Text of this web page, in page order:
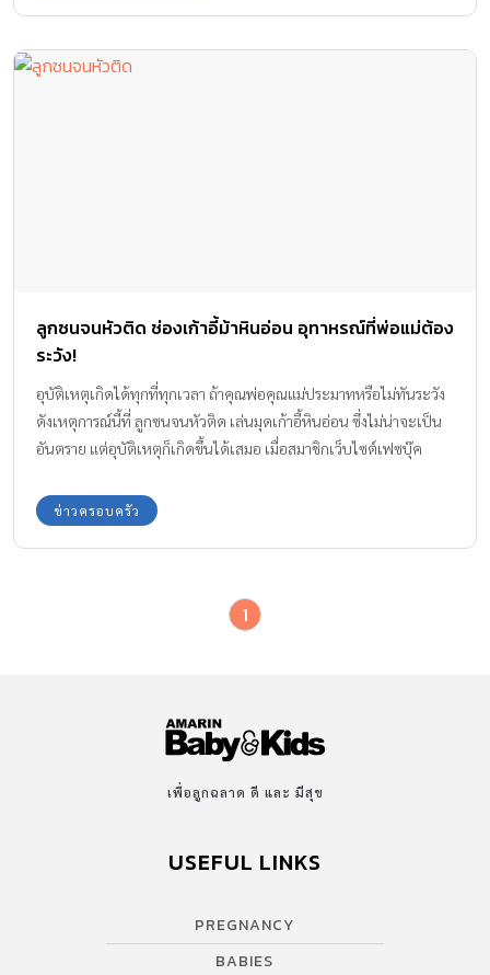
ลูกซนจนหัวติด ช่องเก้าอี้ม้าหินอ่อน อุทาหรณ์ที่พ่อแม่ต้อง
ระวัง!
อุบัติเหตุเกิดได้ทุกที่ทุกเวลา ถ้าคุณพ่อคุณแม่ประมาทหรือไม่ทันระวัง
ดังเหตุการณ์นี้ที่ ลูกซนจนหัวติด เล่นมุดเก้าอี้หินอ่อน ซึ่งไม่น่าจะเป็น
อันตราย แต่อุบัติเหตุก็เกิดขึ้นได้เสมอ เมื่อสมาชิกเว็บไซต์เฟซบุ๊ค
เกิดขึ้นข่าวครอบครัว
1
เพื่อลูกฉลาด ดี และ มีสุข
USEFUL LINKS
PREGNANCY
BABIES